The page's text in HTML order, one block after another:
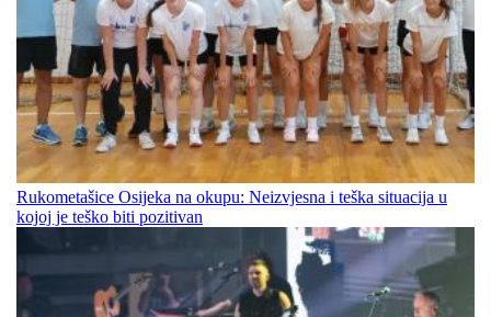
Rukometašice Osijeka na okupu: Neizvjesna i teška situacija u
kojoj je teško biti pozitivan